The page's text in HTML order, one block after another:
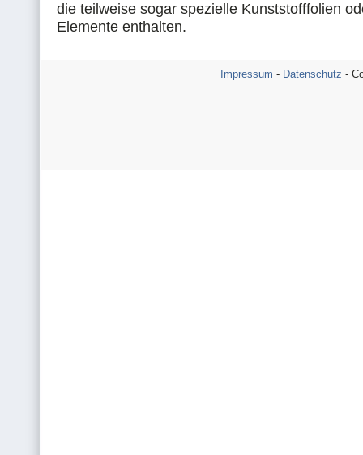
die teilweise sogar spezielle Kunststofffolien
Elemente enthalten.
Impressum - Datenschutz -